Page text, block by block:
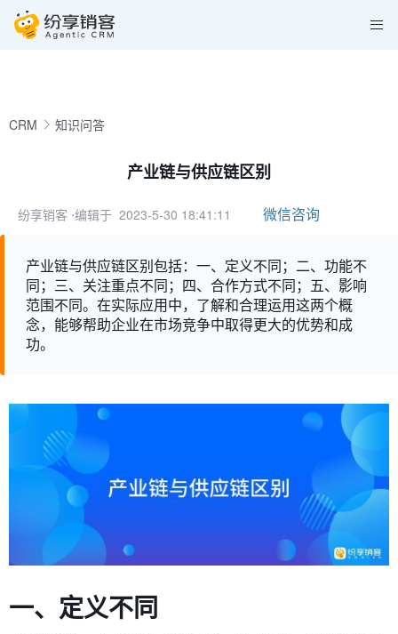
CRM 知识问答
产业链与供应链区别
纷享销客 ⋅编辑于 2023-5-30 18:41:11 微信咨询
产业链与供应链区别包括：一、定义不同；二、功能不
同；三、关注重点不同；四、合作方式不同；五、影响
范围不同。在实际应用中，了解和合理运用这两个概
念，能够帮助企业在市场竞争中取得更大的优势和成
功。
一、定义不同